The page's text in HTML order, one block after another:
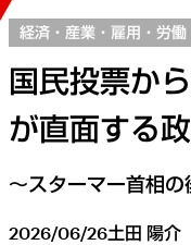
経済・産業・雇用・労働
国民投票か
が直面する
～スターマー首相
2026/06/26土田 陽介